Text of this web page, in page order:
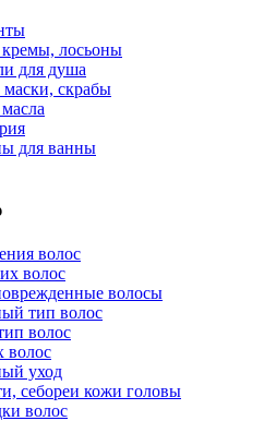
лосьоны
для душа
скрабы
для ванны
волос
волос
волосы
тип волос
волос
волос
уход
себореи кожи головы
волос